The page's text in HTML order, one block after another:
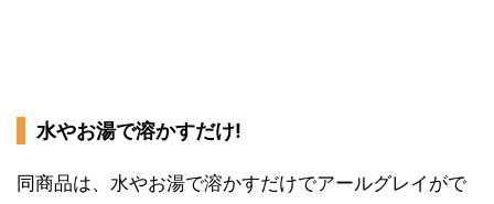
水やお湯で溶かすだけ!
同商品は、水やお湯で溶かすだけでアールグレイがで